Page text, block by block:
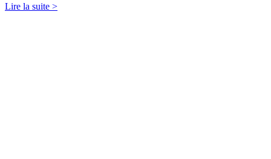
Lire la suite >